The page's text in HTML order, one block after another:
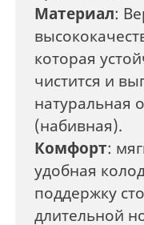
Материал:
которая
чистится и
натуральная
(набивная).
Комфорт:
удобная
поддержку
длительной